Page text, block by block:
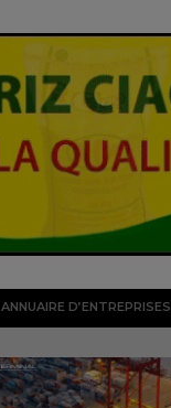
ANNUAIRE D’ENTREPRISES